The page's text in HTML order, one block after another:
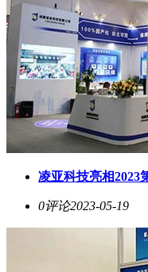
凌亚科技亮相2023
0评论2023-05-19